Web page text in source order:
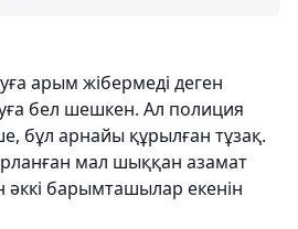
арым жібермеді деген
бел шешкен. Ал полиция
бұл арнайы құрылған тұзақ.
мал шыққан азамат
барымташылар екенін